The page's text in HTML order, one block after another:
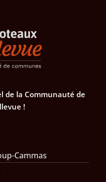
de la Communauté de
!
Cammas